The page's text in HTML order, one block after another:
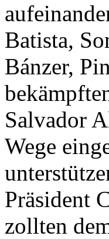
Batista,
Bánzer,
Salvador
Wege
Präsident
zollten